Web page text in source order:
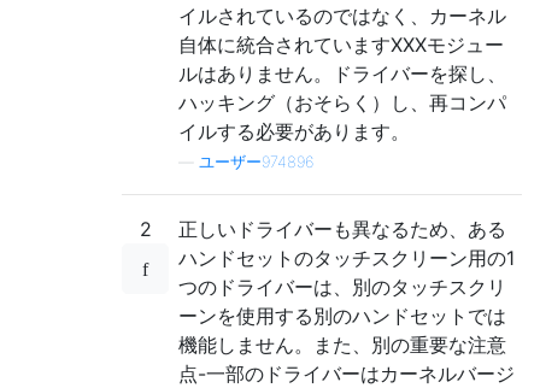
イルされているのではなく、カーネル
自体に統合されていますXXXモジュー
ルはありません。ドライバーを探し、
ハッキング（おそらく）し、再コンパ
イルする必要があります。
ユーザー974896
2
正しいドライバーも異なるため、ある
ハンドセットのタッチスクリーン用の1
つのドライバーは、別のタッチスクリ
ーンを使用する別のハンドセットでは
機能しません。また、別の重要な注意
点-一部のドライバーはカーネルバージ